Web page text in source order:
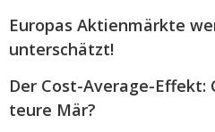
Europas Aktienmärkte
unterschätzt!
Der Cost-Average-
teure Mär?